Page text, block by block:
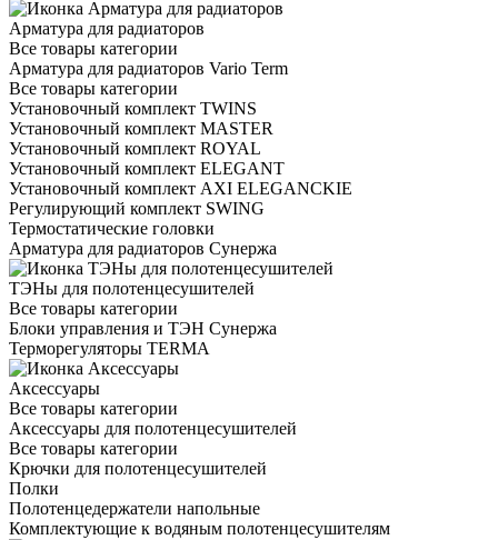
Арматура для радиаторов
Все товары категории
Арматура для радиаторов Vario Term
Все товары категории
Установочный комплект TWINS
Установочный комплект MASTER
Установочный комплект ROYAL
Установочный комплект ELEGANT
Установочный комплект AXI ELEGANCKIE
Регулирующий комплект SWING
Термостатические головки
Арматура для радиаторов Сунержа
ТЭНы для полотенцесушителей
Все товары категории
Блоки управления и ТЭН Сунержа
Терморегуляторы TERMA
Аксессуары
Все товары категории
Аксессуары для полотенцесушителей
Все товары категории
Крючки для полотенцесушителей
Полки
Полотенцедержатели напольные
Комплектующие к водяным полотенцесушителям